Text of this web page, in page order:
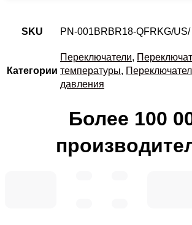
SKU PN-001BRBR18-QFRKG/
Категории
Переключатели,
температуры,
давления
Более 100